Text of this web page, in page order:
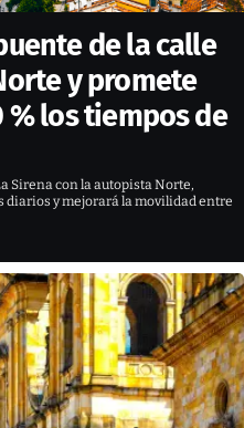
de la calle
y promete
% los tiempos de
Sirena con la autopista Norte,
diarios y mejorará la movilidad entre